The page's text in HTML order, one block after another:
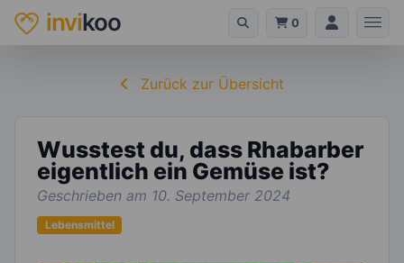
invikoo 0
Zurück zur Übersicht
Wusstest du, dass Rhabarber
eigentlich ein Gemüse ist?
Geschrieben am 10. September 2024
Lebensmittel